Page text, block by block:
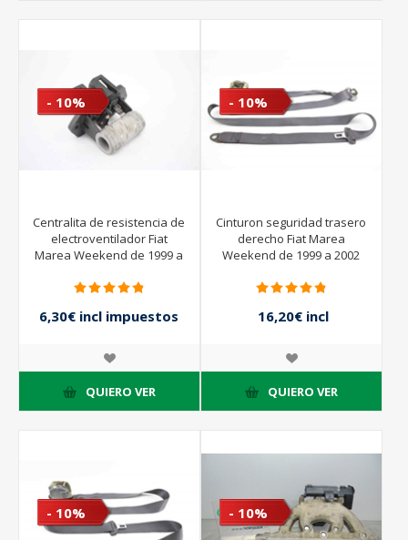
- 10%
Centralita de resistencia de
electroventilador Fiat
Marea Weekend de 1999 a
6,30€ incl impuestos
QUIERO VER
- 10%
Cinturon seguridad trasero
derecho Fiat Marea
Weekend de 1999 a 2002
16,20€ incl
impuestos
QUIERO VER
- 10% - 10%